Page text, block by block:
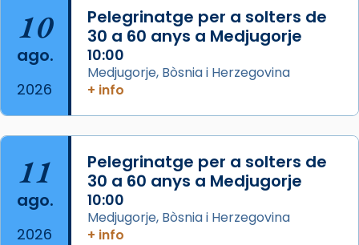
que les santes són filles de l’antiga Iluro.
Mataró en reivindicarà les relíq
...Ver más
2 weeks ago
Jaume, fill de Zebedeu, és juntament amb el
seu germà Joan i Pere un dels que
acompanyava més de prop Jesús.
10
ago.
2026
Pelegrinatge per a solters de
30 a 60 anys a Medjugorje
10:00
Medjugorje, Bòsnia i Herzegovina
+ info
11
ago.
2026
Pelegrinatge per a solters de
30 a 60 anys a Medjugorje
10:00
Medjugorje, Bòsnia i Herzegovina
+ info